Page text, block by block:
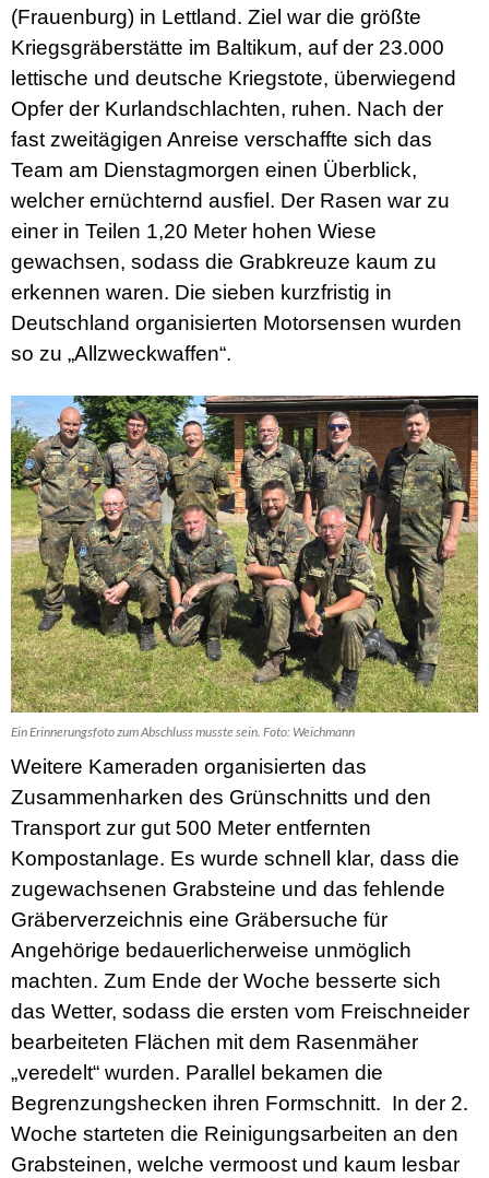
(Frauenburg) in Lettland. Ziel war die größte
Kriegsgräberstätte im Baltikum, auf der 23.000
lettische und deutsche Kriegstote, überwiegend
Opfer der Kurlandschlachten, ruhen. Nach der
fast zweitägigen Anreise verschaffte sich das
Team am Dienstagmorgen einen Überblick,
welcher ernüchternd ausfiel. Der Rasen war zu
einer in Teilen 1,20 Meter hohen Wiese
gewachsen, sodass die Grabkreuze kaum zu
erkennen waren. Die sieben kurzfristig in
Deutschland organisierten Motorsensen wurden
so zu „Allzweckwaffen“.
Ein Erinnerungsfoto zum Abschluss musste sein. Foto: Weichmann
Weitere Kameraden organisierten das
Zusammenharken des Grünschnitts und den
Transport zur gut 500 Meter entfernten
Kompostanlage. Es wurde schnell klar, dass die
zugewachsenen Grabsteine und das fehlende
Gräberverzeichnis eine Gräbersuche für
Angehörige bedauerlicherweise unmöglich
machten. Zum Ende der Woche besserte sich
das Wetter, sodass die ersten vom Freischneider
bearbeiteten Flächen mit dem Rasenmäher
„veredelt“ wurden. Parallel bekamen die
Begrenzungshecken ihren Formschnitt. In der 2.
Woche starteten die Reinigungsarbeiten an den
Grabsteinen, welche vermoost und kaum lesbar